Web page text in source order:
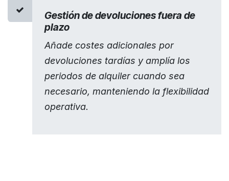
Gestión de devoluciones fuera de
plazo
Añade costes adicionales por
devoluciones tardías y amplía los
periodos de alquiler cuando sea
necesario, manteniendo la flexibilidad
operativa.